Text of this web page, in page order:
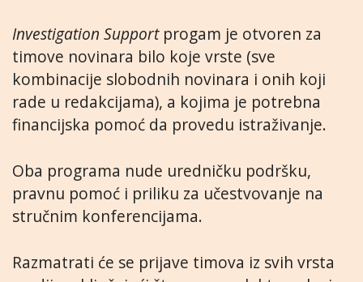
Investigation Supportprogam je otvoren za
timove novinara bilo koje vrste (sve
kombinacije slobodnih novinara i onih koji
rade u redakcijama), a kojima je potrebna
financijska pomoć da provedu istraživanje.
Oba programa nude uredničku podršku,
pravnu pomoć i priliku za učestvovanje na
stručnim konferencijama.
Razmatrati će se prijave timova iz svih vrsta